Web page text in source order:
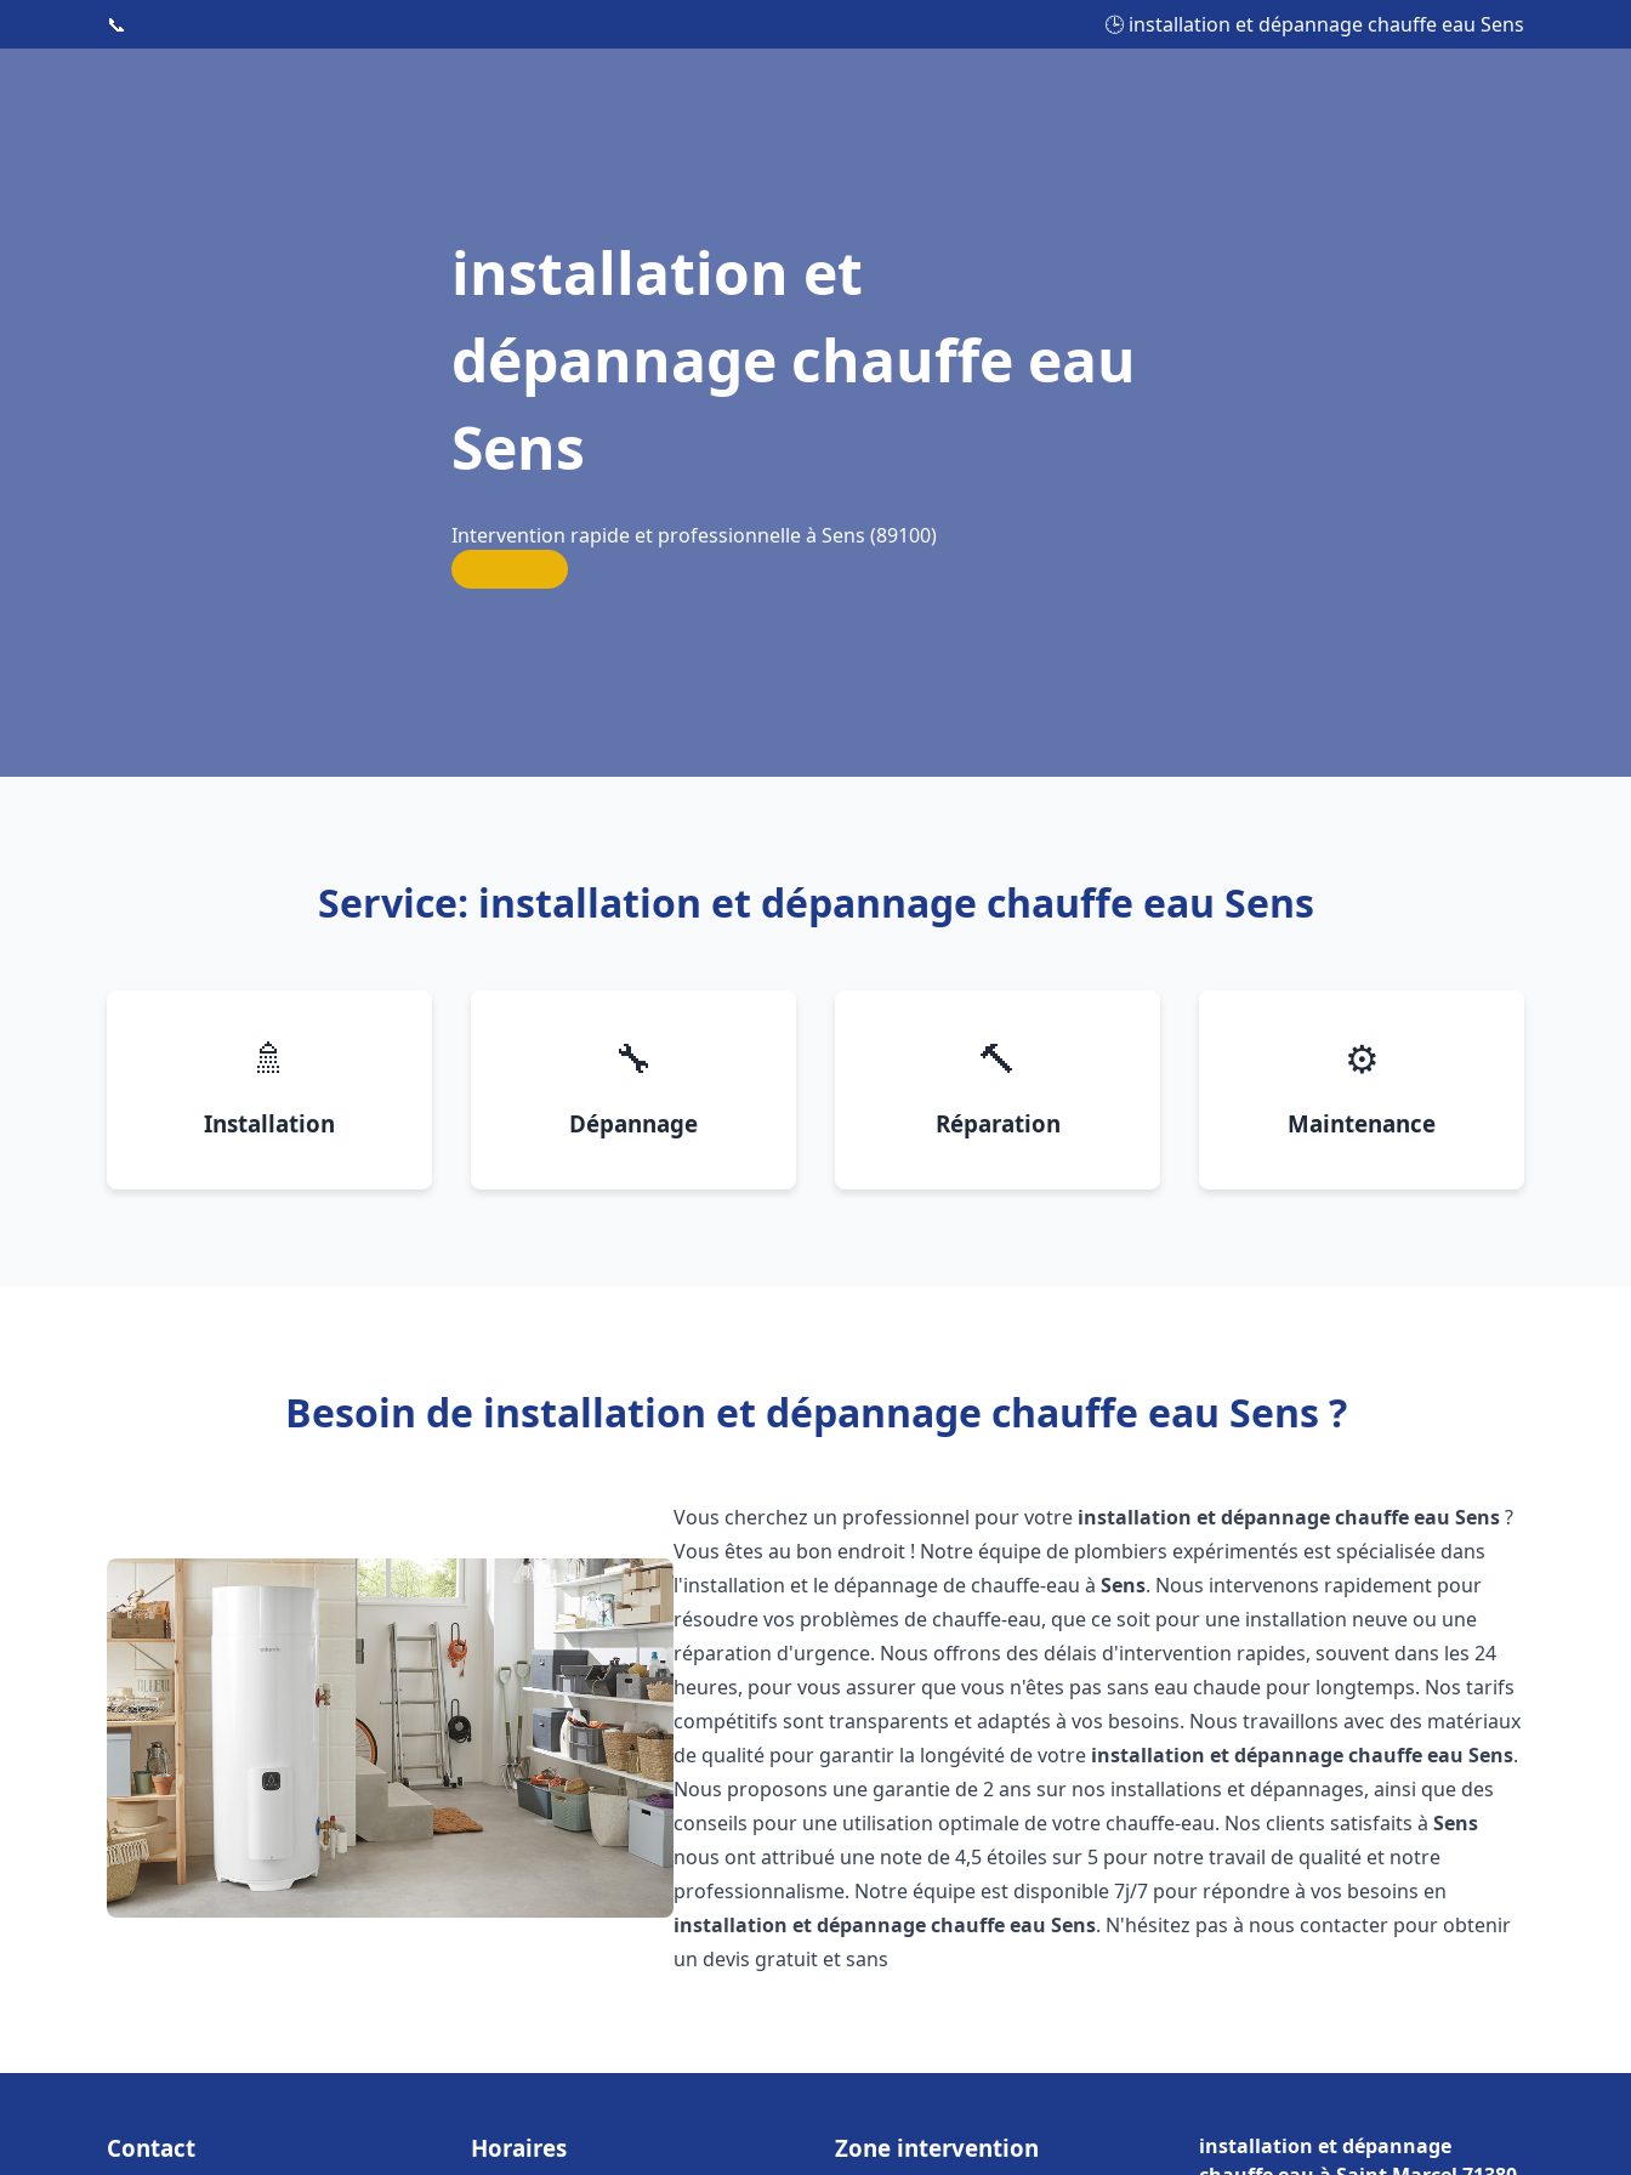
📞 🕒 installation et dépannage chauffe eau Sens
installation et
dépannage chauffe eau
Sens
Intervention rapide et professionnelle à Sens (89100)
Service: installation et dépannage chauffe eau Sens
🚿
Installation
🔧
Dépannage
🔨
Réparation
⚙️
Maintenance
Besoin de installation et dépannage chauffe eau Sens ?
Vous cherchez un professionnel pour votre installation et dépannage chauffe eau Sens?
Vous êtes au bon endroit ! Notre équipe de plombiers expérimentés est spécialisée dans
l'installation et le dépannage de chauffe-eau àSens. Nous intervenons rapidement pour
résoudre vos problèmes de chauffe-eau, que ce soit pour une installation neuve ou une
réparation d'urgence. Nous offrons des délais d'intervention rapides, souvent dans les 24
heures, pour vous assurer que vous n'êtes pas sans eau chaude pour longtemps. Nos tarifs
compétitifs sont transparents et adaptés à vos besoins. Nous travaillons avec des matériaux
de qualité pour garantir la longévité de votre installation et dépannage chauffe eau Sens.
Nous proposons une garantie de 2 ans sur nos installations et dépannages, ainsi que des
conseils pour une utilisation optimale de votre chauffe-eau. Nos clients satisfaits àSens
nous ont attribué une note de 4,5 étoiles sur 5 pour notre travail de qualité et notre
professionnalisme. Notre équipe est disponible 7j/7 pour répondre à vos besoins en
installation et dépannage chauffe eau Sens. N'hésitez pas à nous contacter pour obtenir
un devis gratuit et sans
Contact Horaires Zone intervention
installation et dépannage